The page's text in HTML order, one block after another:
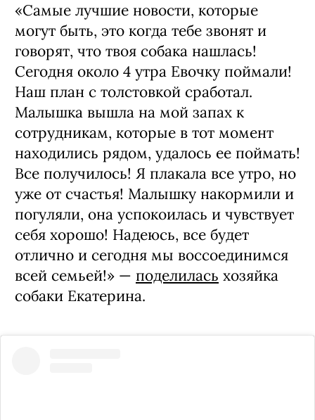
«Самые лучшие новости, которые
могут быть, это когда тебе звонят и
говорят, что твоя собака нашлась!
Сегодня около 4 утра Евочку поймали!
Наш план с толстовкой сработал.
Малышка вышла на мой запах к
сотрудникам, которые в тот момент
находились рядом, удалось ее поймать!
Все получилось! Я плакала все утро, но
уже от счастья! Малышку накормили и
погуляли, она успокоилась и чувствует
себя хорошо! Надеюсь, все будет
отлично и сегодня мы воссоединимся
всей семьей!» — поделилась хозяйка
собаки Екатерина.